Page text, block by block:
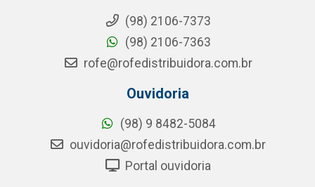
(98) 2106-7373
(98) 2106-7363
rofe@rofedistribuidora.com.br
Ouvidoria
(98) 9 8482-5084
ouvidoria@rofedistribuidora.com.br
Portal ouvidoria